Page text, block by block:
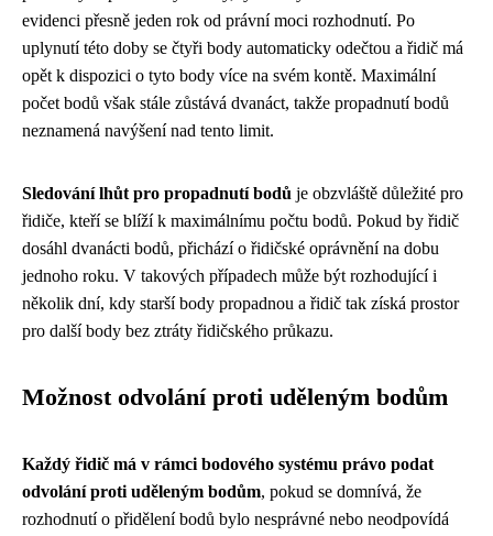
evidenci přesně jeden rok od právní moci rozhodnutí. Po
uplynutí této doby se čtyři body automaticky odečtou a řidič má
opět k dispozici o tyto body více na svém kontě. Maximální
počet bodů však stále zůstává dvanáct, takže propadnutí bodů
neznamená navýšení nad tento limit.
Sledování lhůt pro propadnutí bodů je obzvláště důležité pro
řidiče, kteří se blíží k maximálnímu počtu bodů. Pokud by řidič
dosáhl dvanácti bodů, přichází o řidičské oprávnění na dobu
jednoho roku. V takových případech může být rozhodující i
několik dní, kdy starší body propadnou a řidič tak získá prostor
pro další body bez ztráty řidičského průkazu.
Možnost odvolání proti uděleným bodům
Každý řidič má v rámci bodového systému právo podat
odvolání proti uděleným bodům, pokud se domnívá, že
rozhodnutí o přidělení bodů bylo nesprávné nebo neodpovídá